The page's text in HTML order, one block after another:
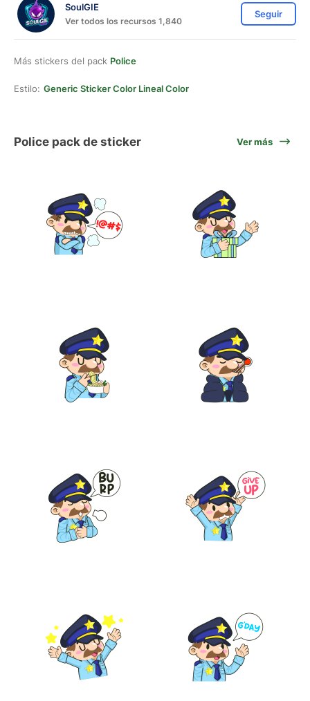
SoulGIE
Ver todos los recursos 1,840
Seguir
Más stickers del pack Police
Estilo: Generic Sticker Color Lineal Color
Police pack de sticker Ver más